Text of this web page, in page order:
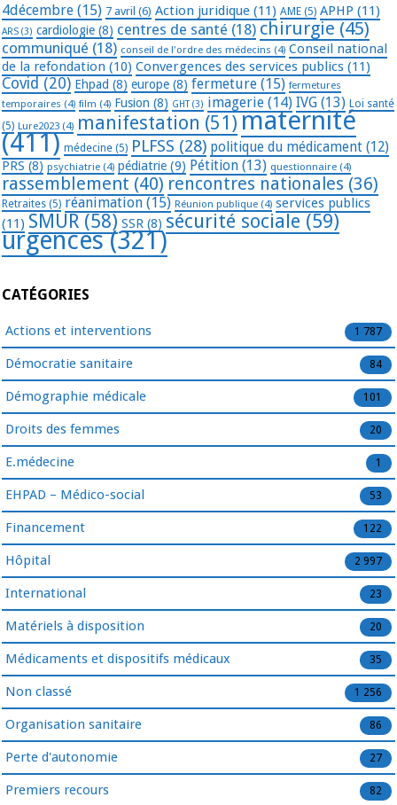
4décembre (15) 7 avril (6) Action juridique (11) AME (5) APHP (11)
ARS (3) cardiologie (8) centres de santé (18) chirurgie (45)
communiqué (18) conseil de l'ordre des médecins (4) Conseil national
de la refondation (10) Convergences des services publics (11)
Covid (20) Ehpad (8) europe (8) fermeture (15) fermetures
temporaires (4) film (4) Fusion (8) GHT(3) imagerie (14) IVG (13) Loi santé
(5) Lure2023 (4) manifestation (51) maternité
(411) médecine (5) PLFSS (28) politique du médicament (12)
PRS (8) psychiatrie (4) pédiatrie (9) Pétition (13) questionnaire (4)
rassemblement (40) rencontres nationales (36)
Retraites (5) réanimation (15) Réunion publique (4) services publics
(11) SMUR (58) SSR (8) sécurité sociale (59)
urgences(321)
CATÉGORIES
Actions et interventions 1 787
Démocratie sanitaire 84
Démographie médicale 101
Droits des femmes 20
E.médecine 1
EHPAD – Médico-social 53
Financement 122
Hôpital 2 997
International 23
Matériels à disposition 20
Médicaments et dispositifs médicaux 35
Non classé 1 256
Organisation sanitaire 86
Perte d'autonomie 27
Premiers recours 82